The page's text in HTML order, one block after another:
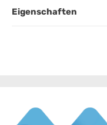
Eigenschaften